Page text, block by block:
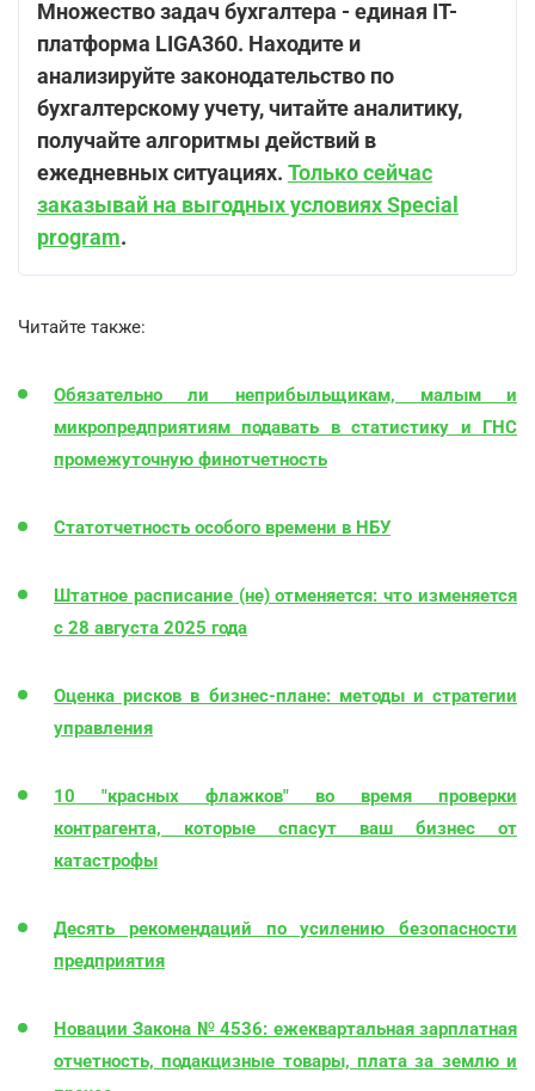
Множество задач бухгалтера - единая ІТ-
платформа LIGA360. Находите и
анализируйте законодательство по
бухгалтерскому учету, читайте аналитику,
получайте алгоритмы действий в
ежедневных ситуациях. Только сейчас
заказывай на выгодных условиях Special
program.
Читайте также:
Обязательно ли неприбыльщикам, малым и
микропредприятиям подавать в статистику и ГНС
промежуточную финотчетность
Статотчетность особого времени в НБУ
Штатное расписание (не) отменяется: что изменяется
с 28 августа 2025 года
Оценка рисков в бизнес-плане: методы и стратегии
управления
10 "красных флажков" во время проверки
контрагента, которые спасут ваш бизнес от
катастрофы
Десять рекомендаций по усилению безопасности
предприятия
Новации Закона № 4536: ежеквартальная зарплатная
отчетность, подакцизные товары, плата за землю и